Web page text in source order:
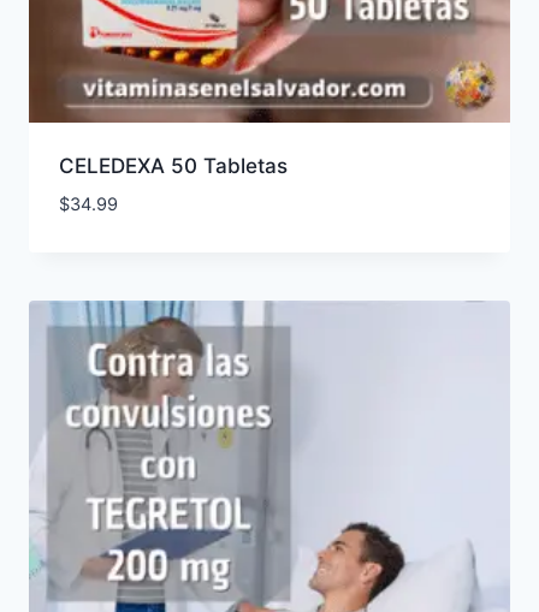
CELEDEXA 50 Tabletas
$34.99